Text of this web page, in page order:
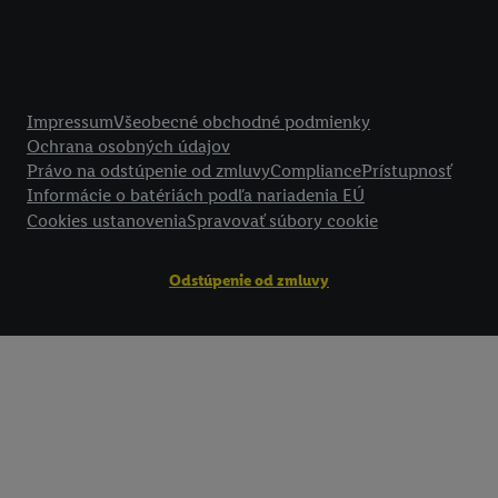
ImpressumVšeobecné obchodné podmienky
Ochrana osobných údajov
Právo na odstúpenie od zmluvyCompliancePrístupnosť
Informácie o batériách podľa nariadenia EÚ
Cookies ustanoveniaSpravovať súbory cookie
Odstúpenie od zmluvy